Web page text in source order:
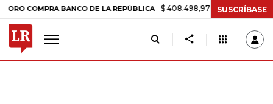
BANCO DE LA REPÚBLICA $ 408.498,97 +$ 8.753,81 +2,19%
SUSCRÍBASE